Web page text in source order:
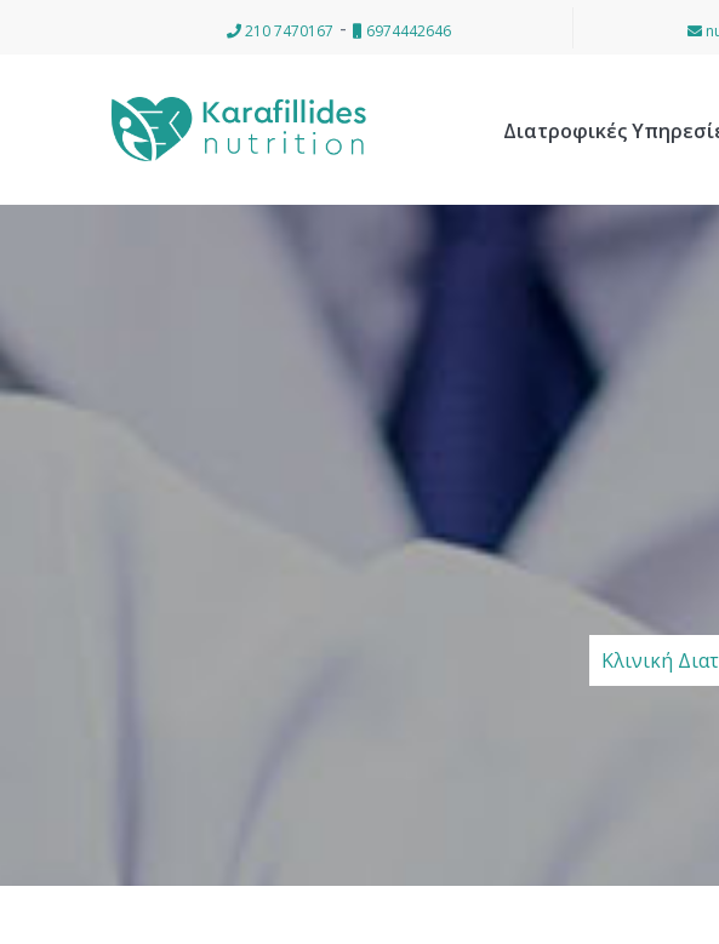
210 7470167 - 6974442646
Διατροφικές
Κλινική